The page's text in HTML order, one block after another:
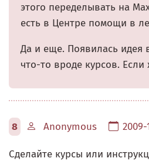
этого переделывать на
есть в Центре помощи в
Да и еще. Появилась идея
что-то вроде курсов.
8 Anonymous 2009-
Сделайте курсы или